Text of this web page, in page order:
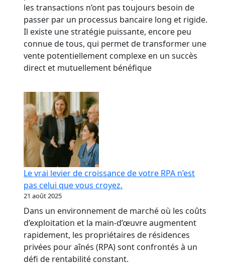
les transactions n’ont pas toujours besoin de
passer par un processus bancaire long et rigide.
Il existe une stratégie puissante, encore peu
connue de tous, qui permet de transformer une
vente potentiellement complexe en un succès
direct et mutuellement bénéfique
Le vrai levier de croissance de votre RPA n’est
pas celui que vous croyez.
21 août 2025
Dans un environnement de marché où les coûts
d’exploitation et la main-d’œuvre augmentent
rapidement, les propriétaires de résidences
privées pour aînés (RPA) sont confrontés à un
défi de rentabilité constant.